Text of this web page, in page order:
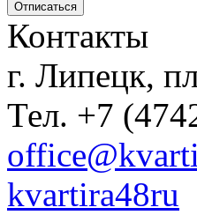
Контакты
г. Липецк,
Тел. +7
kvartira48ru